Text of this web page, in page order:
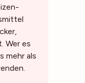
Wer es
mehr als